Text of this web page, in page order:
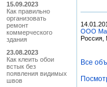
15.09.2023
Как правильно
организовать
ремонт
коммерческого
здания
23.08.2023
Как клеить обои
встык без
появления видимых
швов
ООО
Все